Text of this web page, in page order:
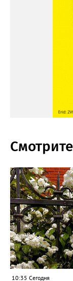
10:35 Сегодня